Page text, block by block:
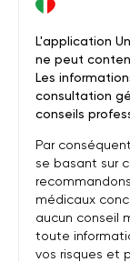
L'application
ne peut
Les
consultation
conseils
Par
se basant sur
médicaux
aucun conseil
toute
vos risques et